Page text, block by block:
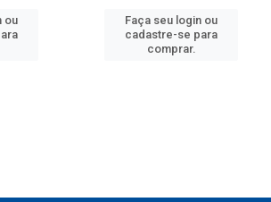
ou
Faça seu login ou
cadastre-se para
comprar.